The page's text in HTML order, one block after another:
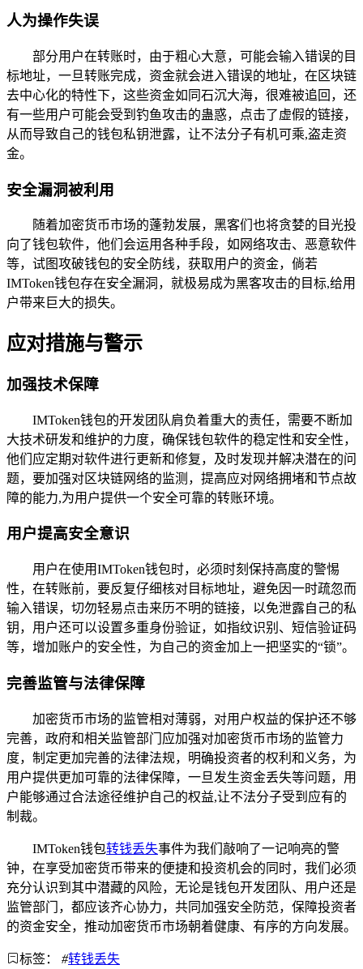
人为操作失误
部分用户在转账时，由于粗心大意，可能会输入错误的目
标地址，一旦转账完成，资金就会进入错误的地址，在区块链
去中心化的特性下，这些资金如同石沉大海，很难被追回，还
有一些用户可能会受到钓鱼攻击的蛊惑，点击了虚假的链接，
从而导致自己的钱包私钥泄露，让不法分子有机可乘,盗走资
金。
安全漏洞被利用
随着加密货币市场的蓬勃发展，黑客们也将贪婪的目光投
向了钱包软件，他们会运用各种手段，如网络攻击、恶意软件
等，试图攻破钱包的安全防线，获取用户的资金，倘若
IMToken钱包存在安全漏洞，就极易成为黑客攻击的目标,给用
户带来巨大的损失。
应对措施与警示
加强技术保障
IMToken钱包的开发团队肩负着重大的责任，需要不断加
大技术研发和维护的力度，确保钱包软件的稳定性和安全性，
他们应定期对软件进行更新和修复，及时发现并解决潜在的问
题，要加强对区块链网络的监测，提高应对网络拥堵和节点故
障的能力,为用户提供一个安全可靠的转账环境。
用户提高安全意识
用户在使用IMToken钱包时，必须时刻保持高度的警惕
性，在转账前，要反复仔细核对目标地址，避免因一时疏忽而
输入错误，切勿轻易点击来历不明的链接，以免泄露自己的私
钥，用户还可以设置多重身份验证，如指纹识别、短信验证码
等，增加账户的安全性，为自己的资金加上一把坚实的“锁”。
完善监管与法律保障
加密货币市场的监管相对薄弱，对用户权益的保护还不够
完善，政府和相关监管部门应加强对加密货币市场的监管力
度，制定更加完善的法律法规，明确投资者的权利和义务，为
用户提供更加可靠的法律保障，一旦发生资金丢失等问题，用
户能够通过合法途径维护自己的权益,让不法分子受到应有的
制裁。
IMToken钱包转钱丢失事件为我们敲响了一记响亮的警
钟，在享受加密货币带来的便捷和投资机会的同时，我们必须
充分认识到其中潜藏的风险，无论是钱包开发团队、用户还是
监管部门，都应该齐心协力，共同加强安全防范，保障投资者
的资金安全，推动加密货币市场朝着健康、有序的方向发展。
标签： #转钱丢失